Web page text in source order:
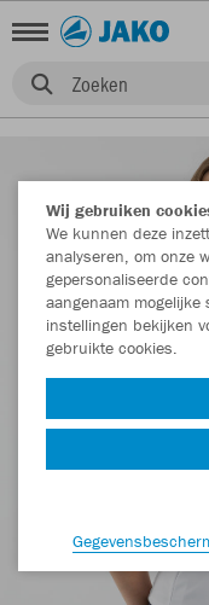
Zoeken
Wij gebruiken
We kunnen deze
analyseren, om onze
gepersonaliseerde
aangenaam
instellingen bekijken
gebruikte cookies.